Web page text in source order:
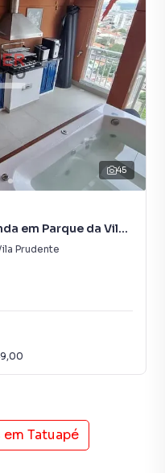
45
em Parque da Vila
Prudente
em Tatuapé